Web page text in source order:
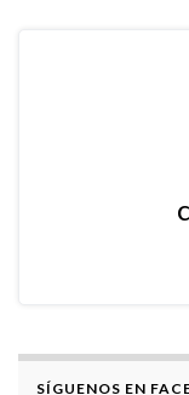
SÍGUENOS EN